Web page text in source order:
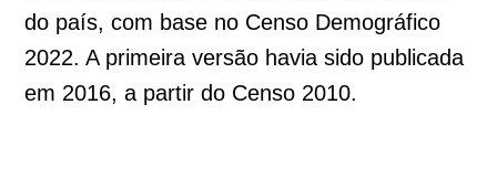
do país, com base no Censo Demográfico
2022. A primeira versão havia sido publicada
em 2016, a partir do Censo 2010.